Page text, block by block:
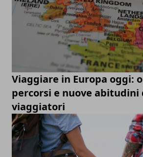
Viaggiare in Europa oggi:
percorsi e nuove abitudini
viaggiatori